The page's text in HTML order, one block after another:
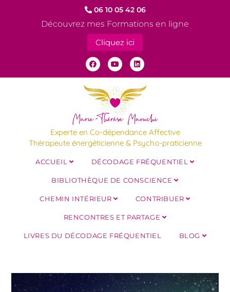
06 10 05 42 06
Découvrez mes Formations en ligne
Cliquez ici
Experte en Co-dépendance Affective
Thérapeute énergéticienne & Psycho-praticienne
ACCUEIL DÉCODAGE FRÉQUENTIEL
BIBLIOTHÈQUE DE CONSCIENCE
CHEMIN INTÉRIEUR CONTRIBUER
RENCONTRES ET PARTAGE
LIVRES DU DÉCODAGE FRÉQUENTIEL BLOG